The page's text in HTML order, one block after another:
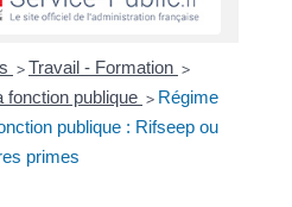
> Travail - Formation >
fonction publique > Régime
publique : Rifseep ou
primes